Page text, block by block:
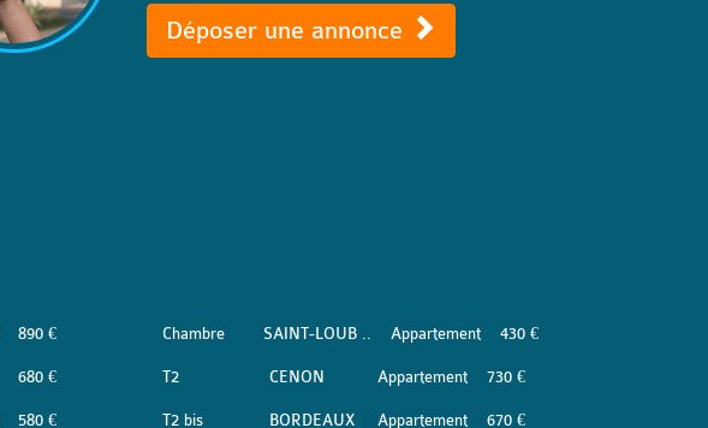
Déposer une annonce
890 €
680 €
580 €
Chambre SAINT-LOUB .. Appartement 430 €
T2 CENON Appartement 730 €
T2 bis BORDEAUX Appartement 670 €